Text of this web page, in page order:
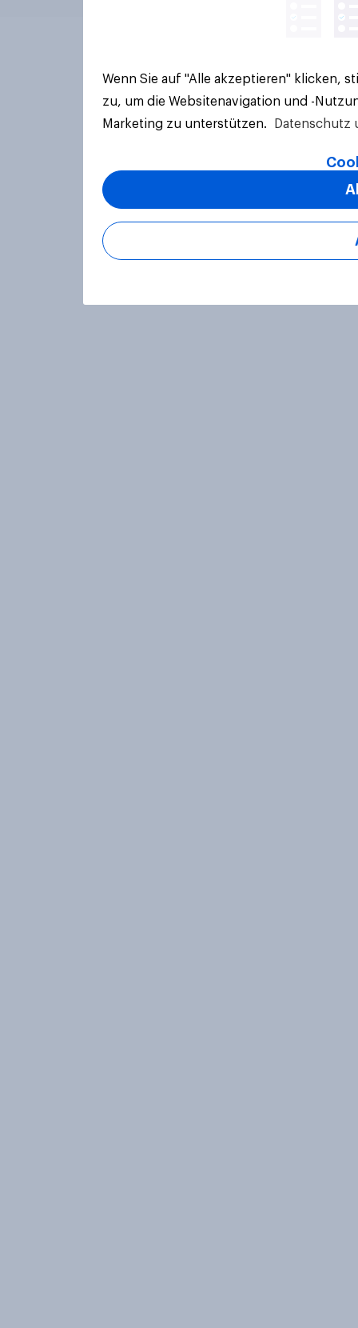
Wenn Sie auf "Alle akzeptieren" klicken,
zu, um die Websitenavigation und -
Marketing zu unterstützen.
Datenschutz